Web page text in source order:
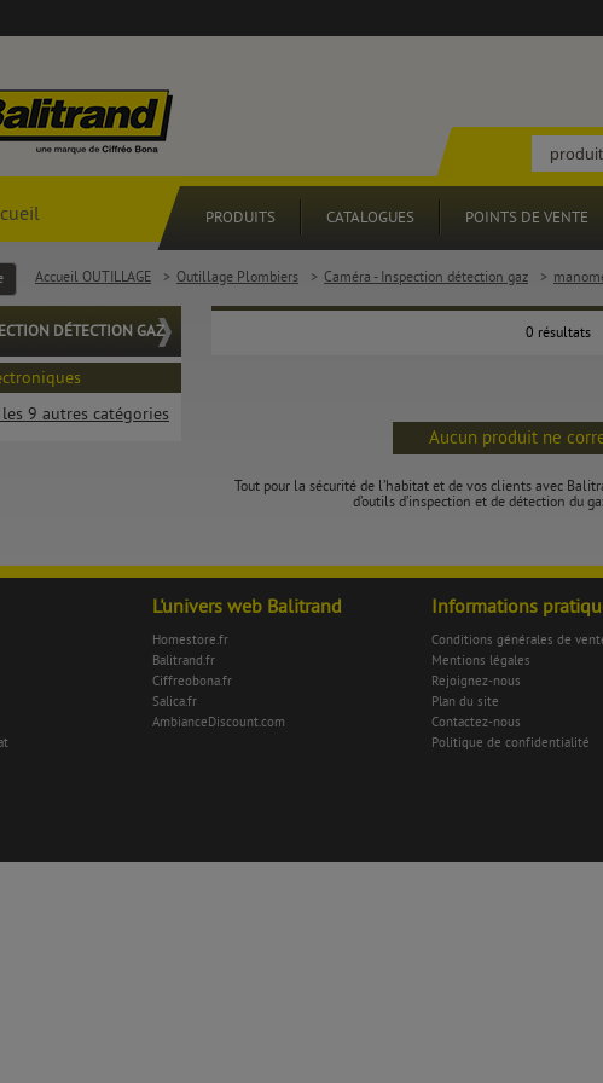
PRODUITS CATALOGUES POINTS DE VENTE
Accueil OUTILLAGE > Outillage Plombiers > Caméra - Inspection détection gaz >
DÉTECTION GAZ
9 autres catégories
0 résultats
Aucun produit ne
Tout pour la sécurité de l’habitat et de vos clients avec
d’outils d’inspection et de détection du
L'univers web Balitrand
Homestore.fr
Balitrand.fr
Ciffreobona.fr
Salica.fr
AmbianceDiscount.com
Informations
Conditions générales de
Mentions légales
Rejoignez-nous
Plan du site
Contactez-nous
Politique de confidentialité